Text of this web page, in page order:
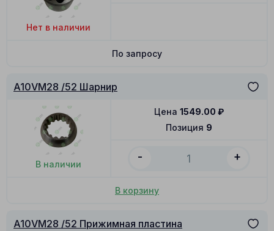
Нет в наличии
По запросу
A10VM28 /52 Шарнир
В наличии
Позиция 9
Цена 1549.00 ₽
- +
В корзину
A10VM28 /52 Прижимная пластина